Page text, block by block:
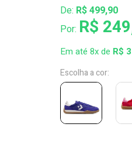
De: R$ 499,90
Por: R$
Em até 8x de R$
Escolha a cor: